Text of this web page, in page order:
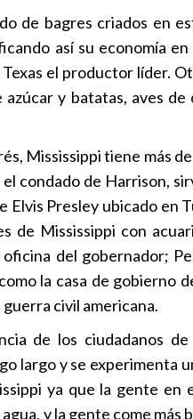
de bagres criados en
así su economía
el productor líder.
y batatas, aves
Mississippi tiene más
condado de Harrison,
Presley ubicado en
Mississippi con
del gobernador;
la casa de gobierno
civil americana.
de los ciudadanos
largo y se experimenta
ya que la gente en
y la gente come